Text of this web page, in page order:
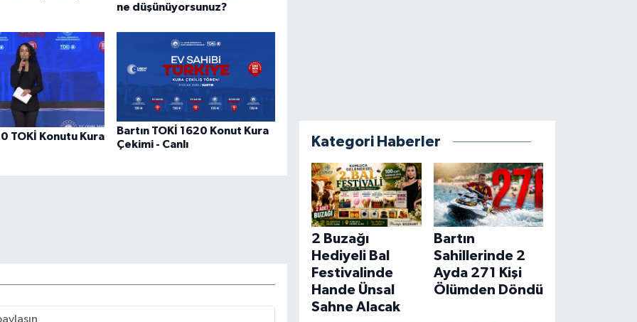
ne düşünüyorsunuz?
TOKİ Konutu Kura
Bartın TOKİ 1620 Konut Kura
Çekimi - Canlı
Kategori Haberler
2 Buzağı
Hediyeli Bal
Festivalinde
Hande Ünsal
Sahne Alacak
Bartın
Sahillerinde 2
Ayda 271 Kişi
Ölümden Döndü